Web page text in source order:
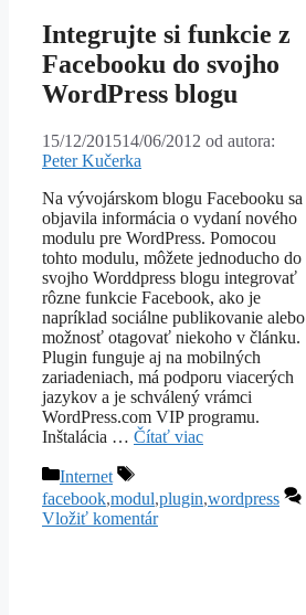
Integrujte si funkcie z
Facebooku do svojho
WordPress blogu
15/12/201514/06/2012 od autora:
Peter Kučerka
Na vývojárskom blogu Facebooku sa
objavila informácia o vydaní nového
modulu pre WordPress. Pomocou
tohto modulu, môžete jednoducho do
svojho Worddpress blogu integrovať
rôzne funkcie Facebook, ako je
napríklad sociálne publikovanie alebo
možnosť otagovať niekoho v článku.
Plugin funguje aj na mobilných
zariadeniach, má podporu viacerých
jazykov a je schválený vrámci
WordPress.com VIP programu.
Inštalácia … Čítať viac
Kategórie
Internet
Značky
facebook,modul,plugin,wordpress
Vložiť komentár